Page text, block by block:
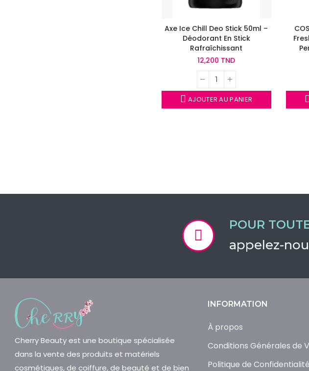
Axe Ice Chill Deo Stick 50ml –
Déodorant En Stick
Rafraîchissant
12,200 TND
AJOUTER AU PANIER
POUR
appelez-
Cherry Beauty est une boutique spécialisée
dans la vente des produits et matériels
cosmétiques, de coiffure, de beauté et de bien
INFORMATION
À propos
Conditions Générales de
Politique de Confidentialité